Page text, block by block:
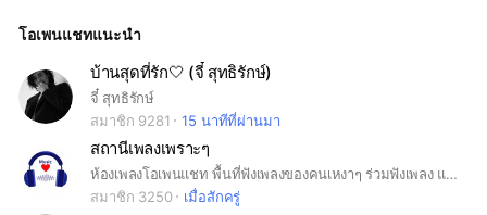
โอเพนแชทแนะนำ
บ้านสุดที่รัก🤍 (จี๋ สุทธิรักษ์)
จี๋ สุทธิรักษ์
สมาชิก 9281
15 นาทีที่ผ่านมา
สถานีเพลงเพราะๆ
ห้องเพลงโอเพนแชท พื้นที่ฟังเพลงของคนเหงาๆ ร่วมฟังเพลง แชร์เพลง ฮิตๆเพราะๆโดนใจ ทั้งเพลง สตริง ลูกทุ่ง เพื่อชีวิต เพลงไทย เพลงสากล ใหม่ เก่า90s ทุกยุค ทุกแนว ทุกศิลปิน ฟังได้ทุกวัย ร่วมฟังเพลงเพลินๆด้วยกัน ทุกช่วง ตลอด 24 ชั่วโมง ❤️
สมาชิก 3250
เมื่อสักครู่